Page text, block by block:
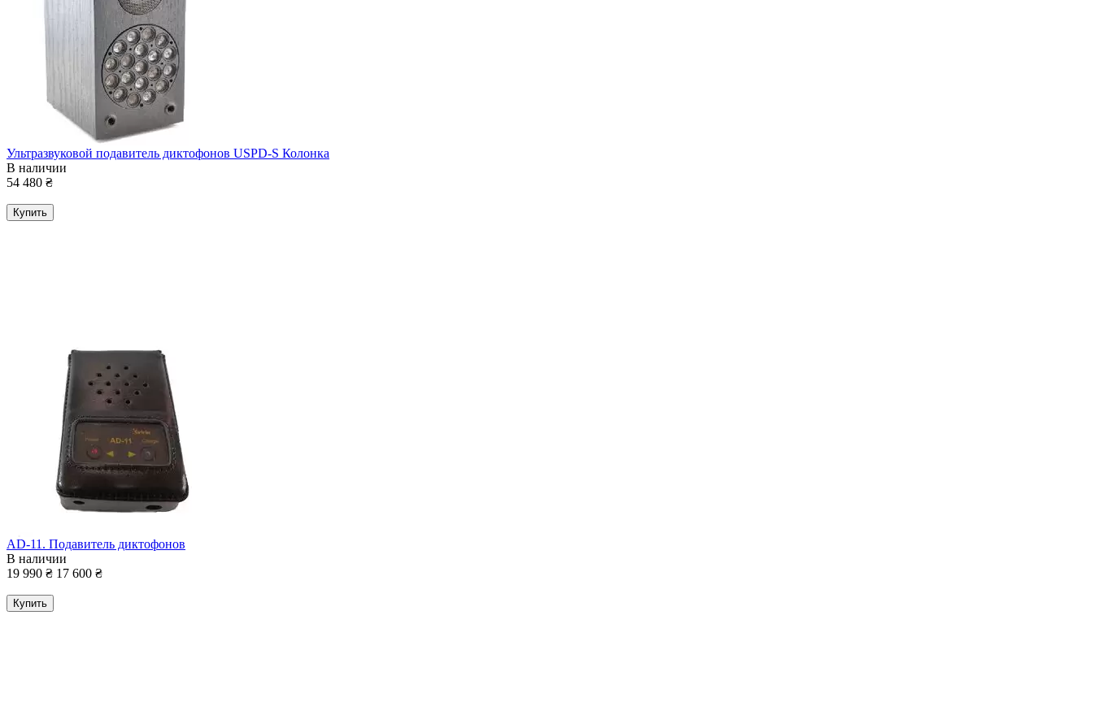
Ультразвуковой подавитель диктофонов USPD-S Колонка
В наличии
54 480 ₴
Купить
AD-11. Подавитель диктофонов
В наличии
19 990 ₴ 17 600 ₴
Купить